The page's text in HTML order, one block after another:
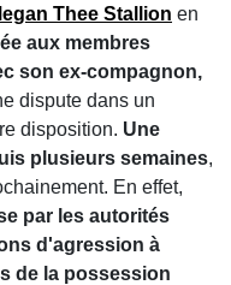
Thee Stallion en
aux membres
son ex-compagnon,
dispute dans un
disposition. Une
plusieurs semaines,
En effet,
par les autorités
d'agression à
de la possession